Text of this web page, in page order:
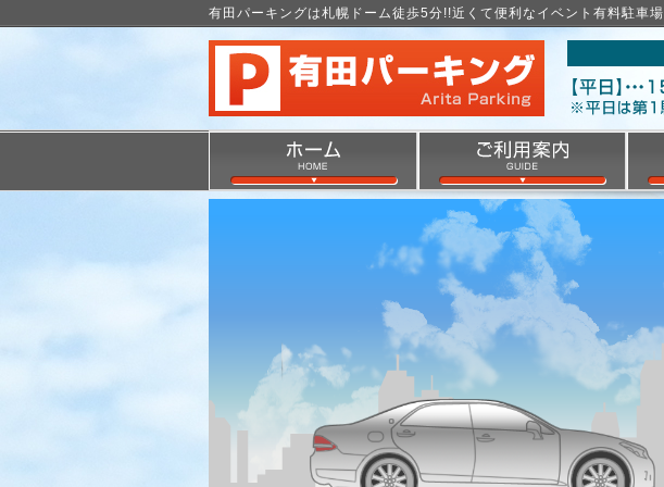
有田パーキングは札幌ドーム徒歩5分!!近くて便利なイベント有料駐車場